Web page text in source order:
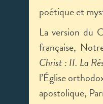
poétique et
La version du
française,
Christ : II. La
l’Église
apostolique,